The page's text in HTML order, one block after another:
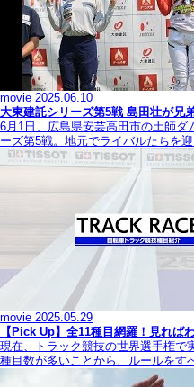
movie 2025.06.10
大東建託シリーズ第5戦 島田壮が兄
6月1日、広島県安芸高田市の土師ダ
ーズ第5戦。地元でライバルたちを
movie 2025.05.29
【Pick Up】全11種目網羅！見れば
現在、トラック競技の世界選手権で
種目数が多いことから、ルールを